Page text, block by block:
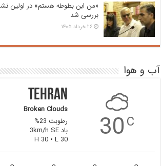
«من ابن بطوطه هستم» در اولین
بررسی شد
۲۶ خرداد ۱۴۰۵
آب و هوا
30C
Tehran
Broken Clouds
رطوبت 23%
باد 3km/h SE
H 30 • L 30